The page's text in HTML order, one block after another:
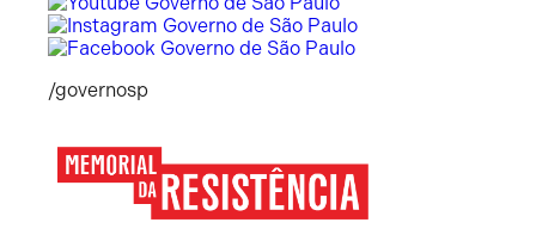
/governosp